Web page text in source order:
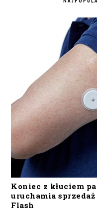
Koniec z kłuciem
uruchamia
Flash